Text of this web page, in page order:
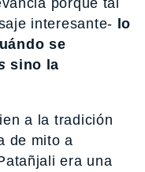
interesante- lo
se
sino la
a la tradición
de mito a
era una